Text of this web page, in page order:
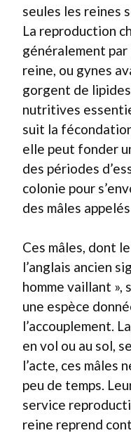
seules les reines
La reproduction
généralement
reine, ou gynes
gorgent de
nutritives
suit la
elle peut fonder
des périodes
colonie pour
des mâles
Ces mâles, dont
l’anglais ancien
homme vaillant »,
une espèce
l’accouplement.
en vol ou au sol,
l’acte, ces mâles
peu de temps.
service
reine reprend